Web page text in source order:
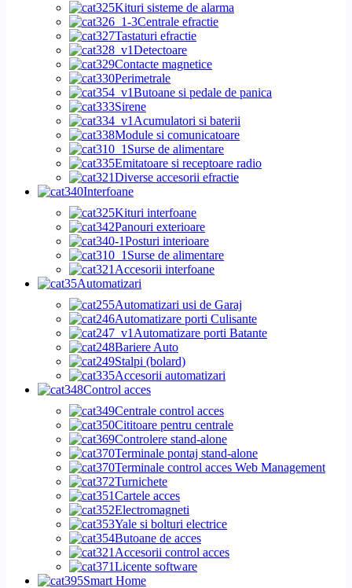
Kituri sisteme de alarma
Centrale efractie
Tastaturi efractie
Detectoare
Contacte magnetice
Perimetrale
Butoane si pedale de panica
Sirene
Acumulatori si baterii
Module si comunicatoare
Surse de alimentare
Emitatoare si receptoare radio
Diverse accesorii efractie
Interfoane
Kituri interfoane
Panouri exterioare
Posturi interioare
Surse de alimentare
Accesorii interfoane
Automatizari
Automatizari usi de Garaj
Automatizare porti Culisante
Automatizare porti Batante
Bariere Auto
Stalpi (bolard)
Accesorii automatizari
Control acces
Centrale control acces
Cititoare pentru centrale
Controlere stand-alone
Terminale pontaj stand-alone
Terminale control acces Web Management
Turnichete
Cartele acces
Electromagneti
Yale si bolturi electrice
Butoane de acces
Accesorii control acces
Licente software
Smart Home